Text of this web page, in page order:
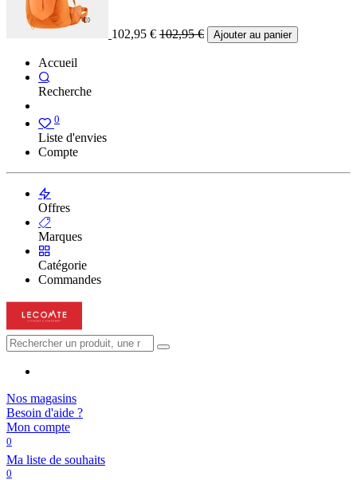
102,95 € 102,95€ Ajouter au panier
Accueil
Recherche
0
Liste d'envies
Compte
Offres
Marques
Catégorie
Commandes
Nos magasins
Besoin d'aide ?
Mon compte
0
Ma liste de souhaits
0